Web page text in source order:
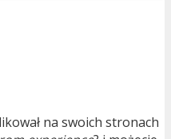
na swoich stronach